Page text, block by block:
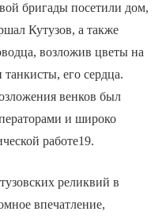
бригады посетили дом,
Кутузов, а также
возложив цветы на
танкисты, его сердца.
венков был
и широко
работе19.
реликвий в
впечатление,